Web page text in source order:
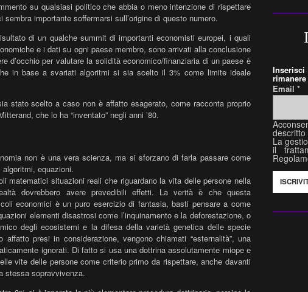
su qualsiasi politico che abbia o meno intenzione di rispettare
importante soffermarsi sull’origine di questo numero.
di un qualche summit di importanti economisti europei, i quali
e i dati su ogni paese membro, sono arrivati alla conclusione
d’occhio per valutare la solidità economico/finanziaria di un paese è
in base a svariati algoritmi si sia scelto il 3% come limite ideale
stato scelto a caso non è affatto esagerato, come racconta proprio
che lo ha “inventato” negli anni ’80.
non è una vera scienza, ma si sforzano di farla passare come
equazioni.
matematici situazioni reali che riguardano la vita delle persone nella
dovrebbero avere prevedibili effetti. La verità è che questa
economici è un puro esercizio di fantasia, basti pensare a come
elementi disastrosi come l’inquinamento e la deforestazione, o
degli ecosistemi e la difesa della varietà genetica delle specie
presi in considerazione, vengono chiamati “esternalità”, una
ignorati. Di fatto si usa una dottrina assolutamente miope e
vite delle persone come criterio primo da rispettare, anche davanti
stessa sopravvivenza.
Email*
La
il